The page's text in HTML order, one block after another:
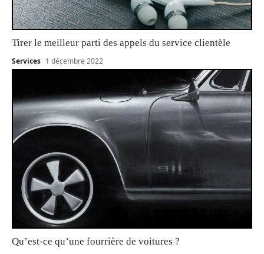
Tirer le meilleur parti des appels du service clientèle
Services 1 décembre 2022
Qu’est-ce qu’une fourrière de voitures ?